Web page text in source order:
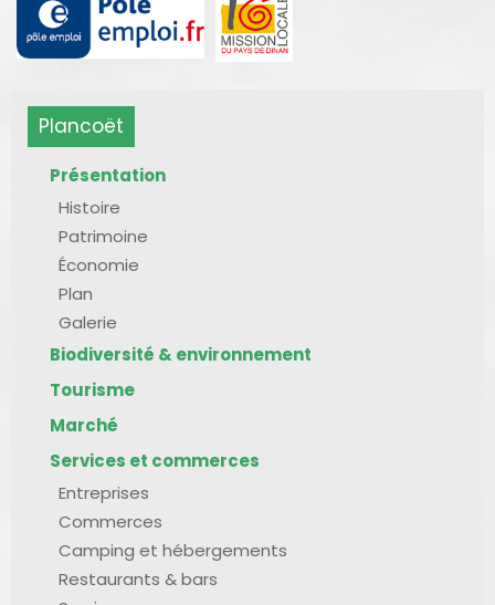
Plancoët
Présentation
Histoire
Patrimoine
Économie
Plan
Galerie
Biodiversité & environnement
Tourisme
Marché
Services et commerces
Entreprises
Commerces
Camping et hébergements
Restaurants & bars